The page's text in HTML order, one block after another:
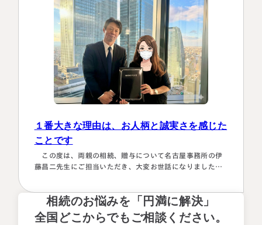
１番大きな理由は、お人柄と誠実さを感じた
ことです
この度は、両親の相続、贈与について名古屋事務所の伊
藤昌二先生にご担当いただき、大変お世話になりました。
ュートラルでした。 ②丁寧なご対応とわかりやすい説明で
した。 素人がわかりやすいように、わかるまで何度も教
えて下さいました。 ③お人柄と同様に、専門家として全面
相続のお悩みを「円満に解決」
全国どこからでもご相談ください。